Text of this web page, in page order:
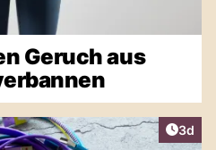
Geruch aus
3d